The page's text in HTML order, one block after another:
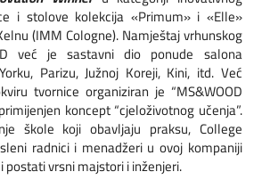
i stolove kolekcija «Primum» i «Elle»
(IMM Cologne). Namještaj vrhunskog
već je sastavni dio ponude salona
Parizu, Južnoj Koreji, Kini, itd. Već
tvornice organiziran je “MS&WOOD
koncept “cjeloživotnog učenja”.
škole koji obavljaju praksu, College
radnici i menadžeri u ovoj kompaniji
postati vrsni majstori i inženjeri.